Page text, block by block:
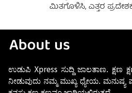
ಮಿತಗೊಳಿಸಿ, ಎತ್ತರ
About us
ಉಡುಪಿ Xpress ಸುದ್ದಿ ಜಾಲತಾಣ.
ನೀಡುವುದು ನಮ್ಮ ಮುಖ್ಯ ಧ್ಯೇಯ.